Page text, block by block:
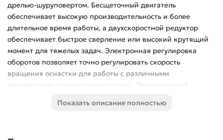
дрелью-шуруповертом. Бесщеточный двигатель
обеспечивает высокую производительность и более
длительное время работы, а двухскоростной редуктор
обеспечивает быстрое сверление или высокий крутящий
момент для тяжелых задач. Электронная регулировка
оборотов позволяет точно регулировать скорость
вращения оснастки для работы с различными
материалами и при разных задачах. Эргономичный
обращении и надежный хват инструмента. Светодиодная
Показать описание полностью